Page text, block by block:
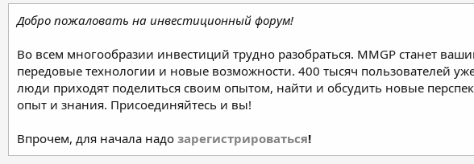
Добро пожаловать на инвестиционный форум!
Во всем многообразии инвестиций трудно разобраться. MMGP станет
передовые технологии и новые возможности. 400 тысяч пользователей
люди приходят поделиться своим опытом, найти и обсудить новые
опыт и знания. Присоединяйтесь и вы!
Впрочем, для начала надо зарегистрироваться!